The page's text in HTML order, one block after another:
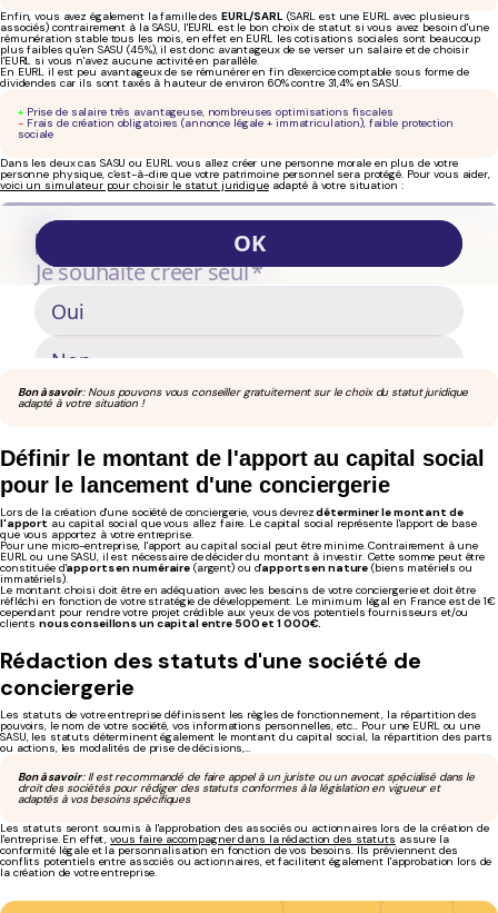
Enfin, vous avez également la famille des EURL/SARL(SARL est une EURL avec plusieurs
associés) contrairement à la SASU, l'EURL est le bon choix de statut si vous avez besoin d'une
rémunération stable tous les mois, en effet en EURL les cotisations sociales sont beaucoup
plus faibles qu'en SASU (45%), il est donc avantageux de se verser un salaire et de choisir
l'EURL si vous n'avez aucune activité en parallèle.
En EURL il est peu avantageux de se rémunérer en fin d'exercice comptable sous forme de
dividendes car ils sont taxés à hauteur de environ 60% contre 31,4% en SASU.
+Prise de salaire très avantageuse, nombreuses optimisations fiscales
-Frais de création obligatoires (annonce légale + immatriculation), faible protection
sociale
Dans les deux cas SASU ou EURL vous allez créer une personne morale en plus de votre
personne physique, c’est-à-dire que votre patrimoine personnel sera protégé. Pour vous aider,
voici un simulateur pour choisir le statut juridiqueadapté à votre situation :
Bon à savoir: Nous pouvons vous conseiller gratuitement sur le choix du statut juridique
adapté à votre situation !
Définir le montant de l'apport au capital social
pour le lancement d'une conciergerie
Lors de la création d'une société de conciergerie, vous devrezdéterminer le montant de
l'apport au capital social que vous allez faire. Le capital social représente l'apport de base
que vous apportez à votre entreprise.
Pour une micro-entreprise, l'apport au capital social peut être minime. Contrairement à une
EURL ou une SASU, il est nécessaire de décider du montant à investir. Cette somme peut être
constituée d'apports en numéraire (argent) ou d'apports en nature (biens matériels ou
immatériels).
Le montant choisi doit être en adéquation avec les besoins de votre conciergerie et doit être
réfléchi en fonction de votre stratégie de développement. Le minimum légal en France est de 1€
cependant pour rendre votre projet crédible aux yeux de vos potentiels fournisseurs et/ou
clientsnous conseillons un capital entre 500 et 1 000€.
Rédaction des statuts d'une société de
conciergerie
Les statuts de votre entreprise définissent les règles de fonctionnement, la répartition des
pouvoirs, le nom de votre société, vos informations personnelles, etc... Pour une EURL ou une
SASU, les statuts déterminent également le montant du capital social, la répartition des parts
ou actions, les modalités de prise de décisions,…
Bon à savoir: Il est recommandé de faire appel à un juriste ou un avocat spécialisé dans le
droit des sociétés pour rédiger des statuts conformes à la législation en vigueur et
adaptés à vos besoins spécifiques
Les statuts seront soumis à l'approbation des associés ou actionnaires lors de la création de
l'entreprise. En effet,vous faire accompagner dans la rédaction des statuts assure la
conformité légale et la personnalisation en fonction de vos besoins. Ils préviennent des
conflits potentiels entre associés ou actionnaires, et facilitent également l'approbation lors de
la création de votre entreprise.